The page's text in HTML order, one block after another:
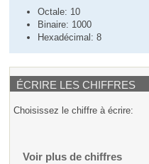
Octale: 10
Binaire: 1000
Hexadécimal: 8
ÉCRIRE LES CHIFFRES
Choisissez le chiffre à écrire:
Voir plus de chiffres